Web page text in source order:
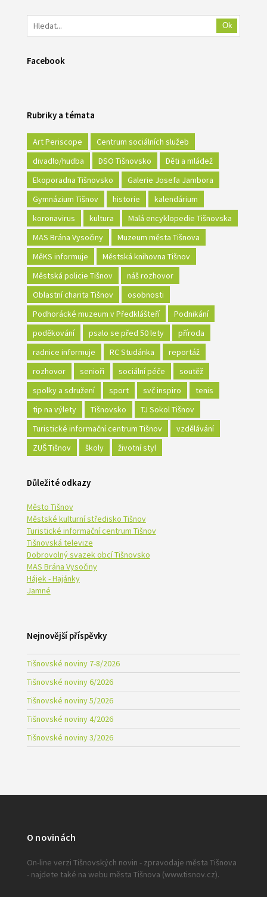
Ok
Facebook
Rubriky a témata
Art Periscope
Centrum sociálních služeb
divadlo/hudba
DSO Tišnovsko
Děti a mládež
Ekoporadna Tišnovsko
Galerie Josefa Jambora
Gymnázium Tišnov
historie
kalendárium
koronavirus
kultura
Malá encyklopedie Tišnovska
MAS Brána Vysočiny
Muzeum města Tišnova
MěKS informuje
Městská knihovna Tišnov
Městská policie Tišnov
náš rozhovor
Oblastní charita Tišnov
osobnosti
Podhorácké muzeum v Předklášteří
Podnikání
poděkování
psalo se před 50 lety
příroda
radnice informuje
RC Studánka
reportáž
rozhovor
senioři sociální péče
soutěž
spolky a sdružení
sport svč inspiro
tenis
tip na výlety
Tišnovsko
TJ Sokol Tišnov
Turistické informační centrum Tišnov
vzdělávání
ZUŠ Tišnov
školy životní styl
Důležité odkazy
Město Tišnov
Městské kulturní středisko Tišnov
Turistické informační centrum Tišnov
Tišnovská televize
Dobrovolný svazek obcí Tišnovsko
MAS Brána Vysočiny
Hájek - Hajánky
Jamné
Nejnovější příspěvky
Tišnovské noviny 7-8/2026
Tišnovské noviny 6/2026
Tišnovské noviny 5/2026
Tišnovské noviny 4/2026
Tišnovské noviny 3/2026
O novinách
On-line verzi Tišnovských novin - zpravodaje města Tišnova
- najdete také na webu města Tišnova (www.tisnov.cz).